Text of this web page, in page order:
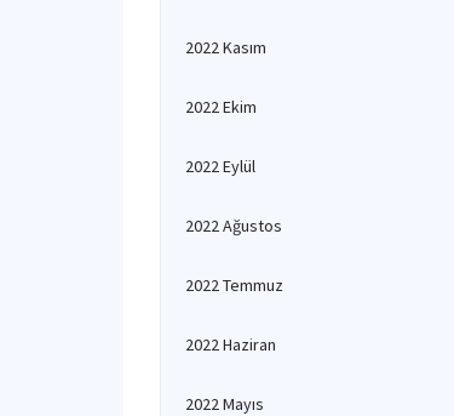
2022 Kasım
2022 Ekim
2022 Eylül
2022 Ağustos
2022 Temmuz
2022 Haziran
2022 Mayıs